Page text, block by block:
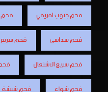
فحم جنوب افريقي
فحم
فحم سداسي
فحم سريع
فحم سريع الاشتعال